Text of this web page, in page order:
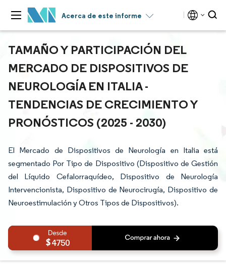
Acerca de este informe
TAMAÑO Y PARTICIPACIÓN DEL
MERCADO DE DISPOSITIVOS DE
NEUROLOGÍA EN ITALIA -
TENDENCIAS DE CRECIMIENTO Y
PRONÓSTICOS (2025 - 2030)
El Mercado de Dispositivos de Neurología en Italia está
segmentado Por Tipo de Dispositivo (Dispositivo de Gestión
del Líquido Cefalorraquídeo, Dispositivo de Neurología
Intervencionista, Dispositivo de Neurocirugía, Dispositivo de
Neuroestimulación y Otros Tipos de Dispositivos).
4750